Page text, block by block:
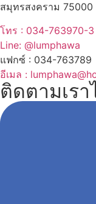
สมุทรสงคราม 75000
โทร : 034-763970-3
Line: @lumphawa
แฟกซ์ : 034-763789
อีเมล :
ติดตามเรา